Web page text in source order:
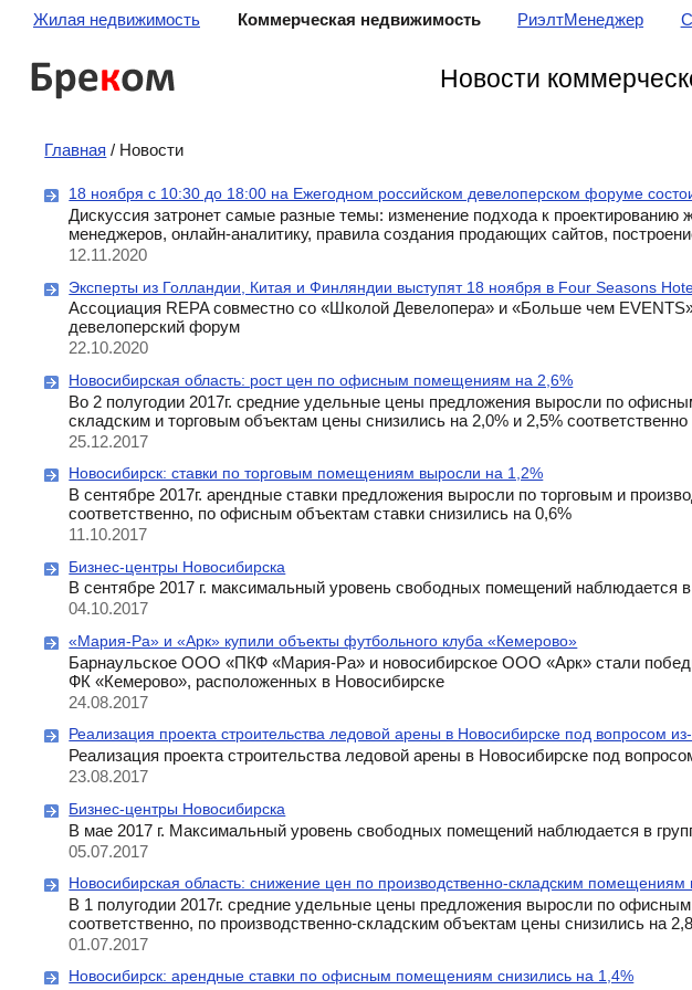
Жилая недвижимость Коммерческая недвижимость РиэлтМенеджер
Бреком Новости
Главная / Новости
18 ноября с 10:30 до 18:00 на Ежегодном российском девелоперском форуме
Дискуссия затронет самые разные темы: изменение подхода к
менеджеров, онлайн-аналитику, правила создания продающих сайтов,
12.11.2020
Эксперты из Голландии, Китая и Финляндии выступят 18 ноября в Four Seasons
Ассоциация REPA совместно со «Школой Девелопера» и «Больше чем
девелоперский форум
22.10.2020
Новосибирская область: рост цен по офисным помещениям на 2,6%
Во 2 полугодии 2017г. средние удельные цены предложения выросли по
складским и торговым объектам цены снизились на 2,0% и 2,5% соответственно
25.12.2017
Новосибирск: ставки по торговым помещениям выросли на 1,2%
В сентябре 2017г. арендные ставки предложения выросли по торговым и
соответственно, по офисным объектам ставки снизились на 0,6%
11.10.2017
Бизнес-центры Новосибирска
В сентябре 2017 г. максимальный уровень свободных помещений наблюдается
04.10.2017
«Мария-Ра» и «Арк» купили объекты футбольного клуба «Кемерово»
Барнаульское ООО «ПКФ «Мария-Ра» и новосибирское ООО «Арк» стали
ФК «Кемерово», расположенных в Новосибирске
24.08.2017
Реализация проекта строительства ледовой арены в Новосибирске под вопросом
Реализация проекта строительства ледовой арены в Новосибирске под
23.08.2017
Бизнес-центры Новосибирска
В мае 2017 г. Максимальный уровень свободных помещений наблюдается в
05.07.2017
Новосибирская область: снижение цен по производственно-складским помещениям
В 1 полугодии 2017г. средние удельные цены предложения выросли по
соответственно, по производственно-складским объектам цены снизились на
01.07.2017
Новосибирск: арендные ставки по офисным помещениям снизились на 1,4%